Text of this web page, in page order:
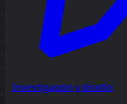
Investigación y diseño